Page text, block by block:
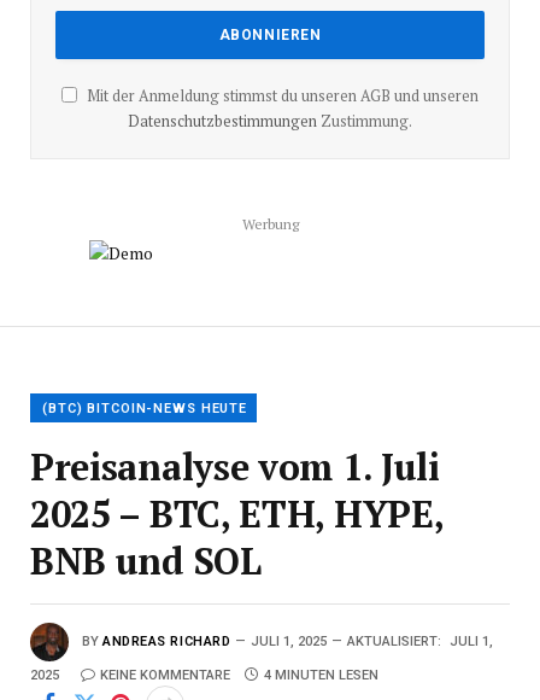
Mit der Anmeldung stimmst du unseren AGB und unseren
Datenschutzbestimmungen Zustimmung.
Werbung
(BTC) BITCOIN-NEWS HEUTE
Preisanalyse vom 1. Juli
2025 – BTC, ETH, HYPE,
BNB und SOL
BY ANDREAS RICHARD JULI 1, 2025 AKTUALISIERT: JULI 1,
2025 KEINE KOMMENTARE 4 MINUTEN LESEN